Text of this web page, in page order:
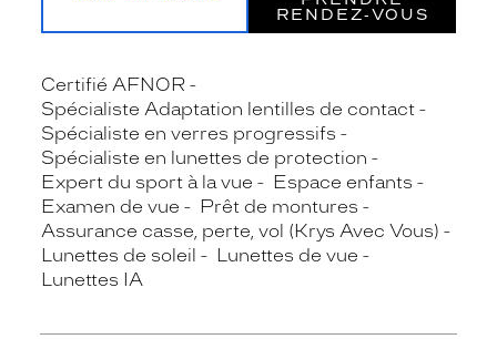
RENDEZ‑VOUS
Certifié AFNOR
Spécialiste Adaptation lentilles de contact
Spécialiste en verres progressifs
Spécialiste en lunettes de protection
Expert du sport à la vue
Espace enfants
Examen de vue
Prêt de montures
Assurance casse, perte, vol (Krys Avec Vous)
Lunettes de soleil
Lunettes de vue
Lunettes IA